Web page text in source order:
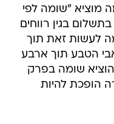
מוציא "שומה לפי
בגין רווחים
לעשות זאת תוך
הטבע תוך ארבע
שומה בפרק
הופכת להיות